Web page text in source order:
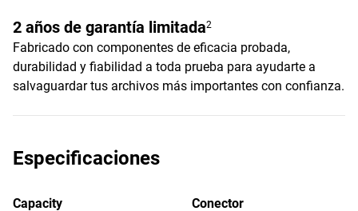
2 años de garantía limitada2
Fabricado con componentes de eficacia probada,
durabilidad y fiabilidad a toda prueba para ayudarte a
salvaguardar tus archivos más importantes con confianza.
Especificaciones
Capacity Conector